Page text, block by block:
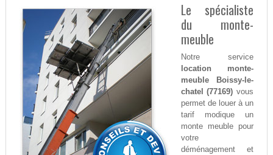
Le spécialiste
du monte-
meuble
Notre service
location monte-
meuble Boissy-le-
chatel (77169) vous
permet de louer à un
tarif modique un
monte meuble pour
votre
déménagement et